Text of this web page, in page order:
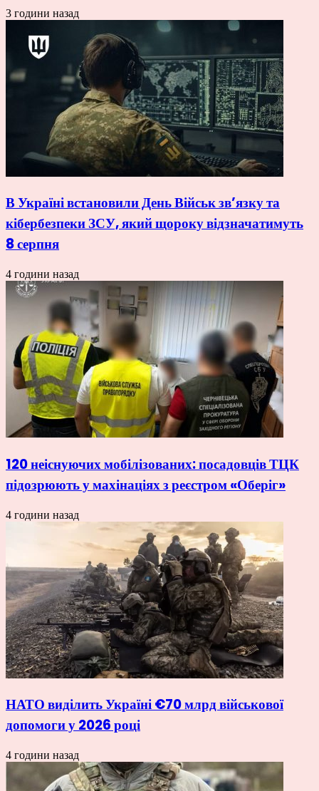
3 години назад
В Україні встановили День Військ зв’язку та
кібербезпеки ЗСУ, який щороку відзначатимуть
8 серпня
4 години назад
120 неіснуючих мобілізованих: посадовців ТЦК
підозрюють у махінаціях з реєстром «Оберіг»
4 години назад
НАТО виділить Україні €70 млрд військової
допомоги у 2026 році
4 години назад